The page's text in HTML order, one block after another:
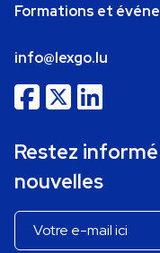
Formations et
info@lexgo.lu
Restez
nouvelles